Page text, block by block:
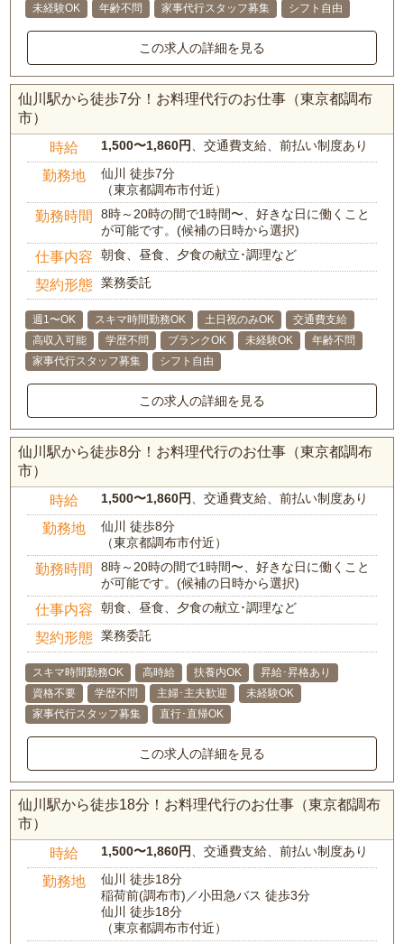
未経験OK 年齢不問 家事代行スタッフ募集 シフト自由
この求人の詳細を見る
仙川駅から徒歩7分！お料理代行のお仕事（東京都調布
市）
時給 1,500〜1,860円、交通費支給、前払い制度あり
勤務地
仙川 徒歩7分
（東京都調布市付近）
勤務時間
8時～20時の間で1時間〜、好きな日に働くこと
が可能です。(候補の日時から選択)
仕事内容 朝食、昼食、夕食の献立･調理など
契約形態 業務委託
週1〜OK スキマ時間勤務OK 土日祝のみOK
交通費支給
高収入可能
学歴不問 ブランクOK 未経験OK
年齢不問
家事代行スタッフ募集
シフト自由
この求人の詳細を見る
仙川駅から徒歩8分！お料理代行のお仕事（東京都調布
市）
時給 1,500〜1,860円、交通費支給、前払い制度あり
勤務地
仙川 徒歩8分
（東京都調布市付近）
勤務時間
8時～20時の間で1時間〜、好きな日に働くこと
が可能です。(候補の日時から選択)
仕事内容 朝食、昼食、夕食の献立･調理など
契約形態 業務委託
スキマ時間勤務OK 高時給 扶養内OK
昇給･昇格あり
資格不要
学歴不問 主婦･主夫歓迎
未経験OK
家事代行スタッフ募集
直行･直帰OK
この求人の詳細を見る
仙川駅から徒歩18分！お料理代行のお仕事（東京都調布
市）
時給 1,500〜1,860円、交通費支給、前払い制度あり
勤務地
仙川 徒歩18分
稲荷前(調布市)／小田急バス 徒歩3分
仙川 徒歩18分
（東京都調布市付近）